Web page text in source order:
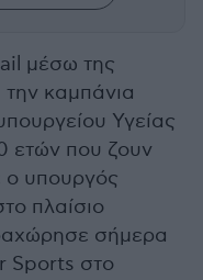
μέσω της
καμπάνια
Υγείας
ετών που ζουν
υπουργός
πλαίσιο
σήμερα
Sports στο